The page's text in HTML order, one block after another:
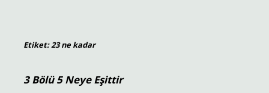
Etiket:23 ne kadar
3 Bölü 5 Neye Eşittir